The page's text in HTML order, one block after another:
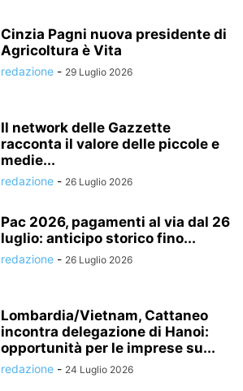
Cinzia Pagni nuova presidente di
Agricoltura è Vita
redazione - 29 Luglio 2026
Il network delle Gazzette
racconta il valore delle piccole e
medie...
redazione - 26 Luglio 2026
Pac 2026, pagamenti al via dal 26
luglio: anticipo storico fino...
redazione - 26 Luglio 2026
Lombardia/Vietnam, Cattaneo
incontra delegazione di Hanoi:
opportunità per le imprese su...
redazione - 24 Luglio 2026